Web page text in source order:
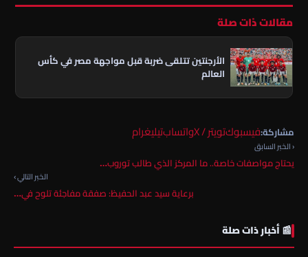
مقالات ذات صلة
الأرجنتين تتلقى ضربة قبل مواجهة مصر في كأس
العالم
مشاركة:فيسبوكتويتر / X واتسابتيليغرام
‹ الخبر السابق
يحتاج مواصفات خاصة.. ما المركز الذي طالب توروب…
الخبر التالي ›
برعاية سيد عبد الحفيظ: صفقة مفاجئة تلوح في…
📰 أخبار ذات صلة